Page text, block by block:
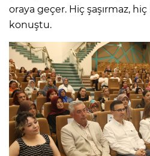
oraya geçer. Hiç şaşırmaz,
konuştu.